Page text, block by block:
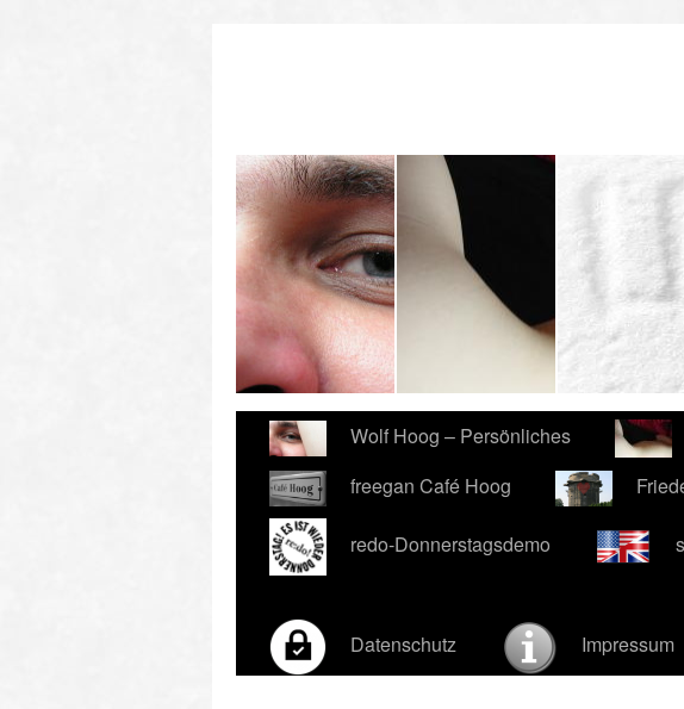
Wolf Hoog – Persönliches
freegan Café Hoog
redo-Donnerstagsdemo
Datenschutz
Impressum